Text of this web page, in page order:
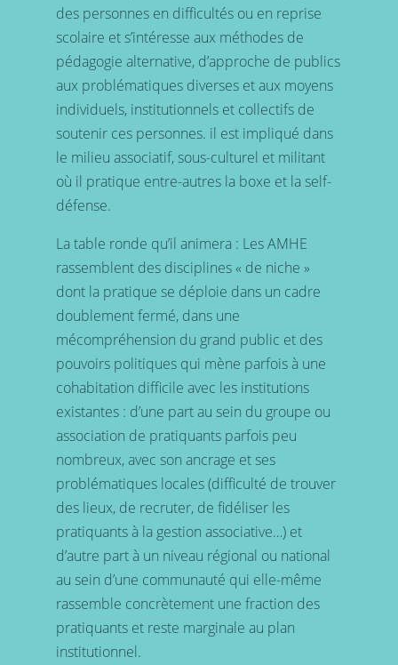
des personnes en difficultés ou en reprise
scolaire et s’intéresse aux méthodes de
pédagogie alternative, d’approche de publics
aux problématiques diverses et aux moyens
individuels, institutionnels et collectifs de
soutenir ces personnes. il est impliqué dans
le milieu associatif, sous-culturel et militant
où il pratique entre-autres la boxe et la self-
défense.
La table ronde qu’il animera : Les AMHE
rassemblent des disciplines « de niche »
dont la pratique se déploie dans un cadre
doublement fermé, dans une
mécompréhension du grand public et des
pouvoirs politiques qui mène parfois à une
cohabitation difficile avec les institutions
existantes : d’une part au sein du groupe ou
association de pratiquants parfois peu
nombreux, avec son ancrage et ses
problématiques locales (difficulté de trouver
des lieux, de recruter, de fidéliser les
pratiquants à la gestion associative…) et
d’autre part à un niveau régional ou national
au sein d’une communauté qui elle-même
rassemble concrètement une fraction des
pratiquants et reste marginale au plan
institutionnel.